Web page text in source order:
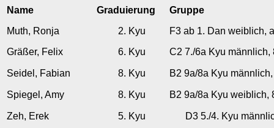
Name
Graduierung
Gruppe
Muth, Ronja
2. Kyu
F3 ab 1. Dan weiblich,
Gräßer, Felix
6. Kyu C2 7./6a Kyu männlich,
Seidel, Fabian 8. Kyu B2 9a/8a Kyu
Spiegel, Amy 8. Kyu B2 9a/8a Kyu weiblich,
Zeh, Erek 5. Kyu D3 5./4. Kyu